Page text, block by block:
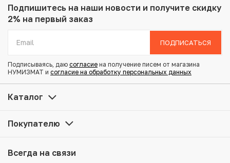
Вес: 4.27 г
Диаметр: 23.3 мм
Состояние: VF
Купить 1 цент 1957 года Малайя и Британское Борнео по
привлекательной цене можно в нашем интернет-
магазине — Вам достаточно оформить заказ на сайте.
Для вашего удобства представлены несколько способов
Подпишитесь на наши новости и получите скидку
2% на первый заказ
ПОДПИСАТЬСЯ
Подписываясь, даю согласие на получение писем от магазина
НУМИЗМАТ и согласие на обработку персональных данных
Каталог
Покупателю
Всегда на связи